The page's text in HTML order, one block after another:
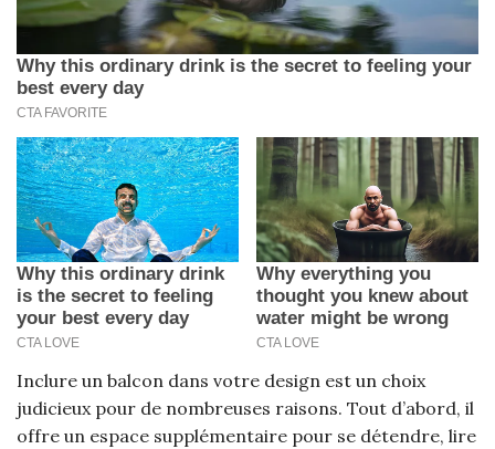
Inclure un balcon dans votre design est un choix
judicieux pour de nombreuses raisons. Tout d’abord, il
offre un espace supplémentaire pour se détendre, lire